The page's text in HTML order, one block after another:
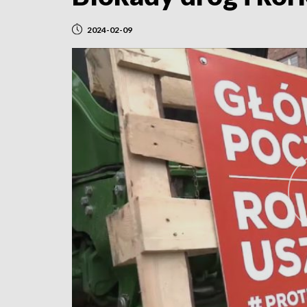
2024-02-09